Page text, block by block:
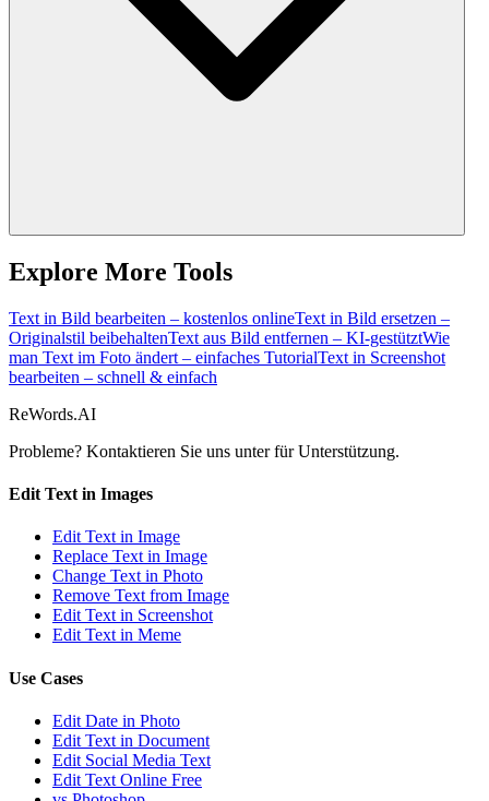
Explore More Tools
Text in Bild bearbeiten – kostenlos onlineText in Bild ersetzen –
Originalstil beibehaltenText aus Bild entfernen – KI-gestütztWie
man Text im Foto ändert – einfaches TutorialText in Screenshot
bearbeiten – schnell & einfach
ReWords.AI
Probleme? Kontaktieren Sie uns unter für Unterstützung.
Edit Text in Images
Edit Text in Image
Replace Text in Image
Change Text in Photo
Remove Text from Image
Edit Text in Screenshot
Edit Text in Meme
Use Cases
Edit Date in Photo
Edit Text in Document
Edit Social Media Text
Edit Text Online Free